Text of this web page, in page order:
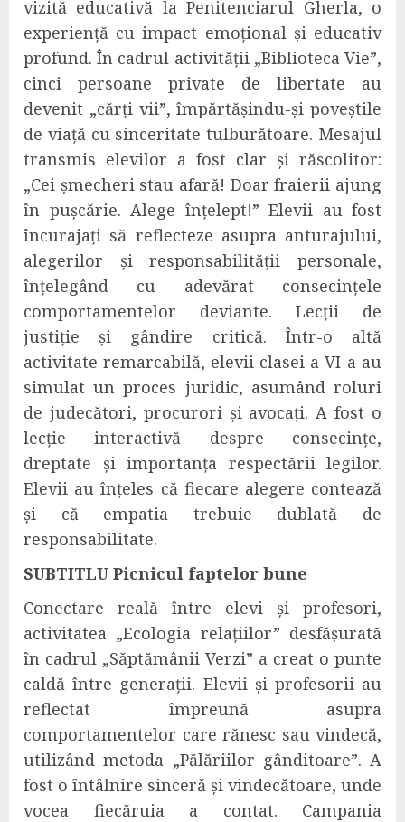
vizită educativă la Penitenciarul Gherla, o
experiență cu impact emoțional și educativ
profund. În cadrul activității „Biblioteca Vie”,
cinci persoane private de libertate au
devenit „cărți vii”, împărtășindu-și poveștile
de viață cu sinceritate tulburătoare. Mesajul
transmis elevilor a fost clar și răscolitor:
„Cei șmecheri stau afară! Doar fraierii ajung
în pușcărie. Alege înțelept!” Elevii au fost
încurajați să reflecteze asupra anturajului,
alegerilor și responsabilității personale,
înțelegând cu adevărat consecințele
comportamentelor deviante. Lecții de
justiție și gândire critică. Într-o altă
activitate remarcabilă, elevii clasei a VI-a au
simulat un proces juridic, asumând roluri
de judecători, procurori și avocați. A fost o
lecție interactivă despre consecințe,
dreptate și importanța respectării legilor.
Elevii au înțeles că fiecare alegere contează
și că empatia trebuie dublată de
responsabilitate.
SUBTITLU Picnicul faptelor bune
Conectare reală între elevi și profesori,
activitatea „Ecologia relațiilor” desfășurată
în cadrul „Săptămânii Verzi” a creat o punte
caldă între generații. Elevii și profesorii au
reflectat împreună asupra
comportamentelor care rănesc sau vindecă,
utilizând metoda „Pălăriilor gânditoare”. A
fost o întâlnire sinceră și vindecătoare, unde
vocea fiecăruia a contat. Campania